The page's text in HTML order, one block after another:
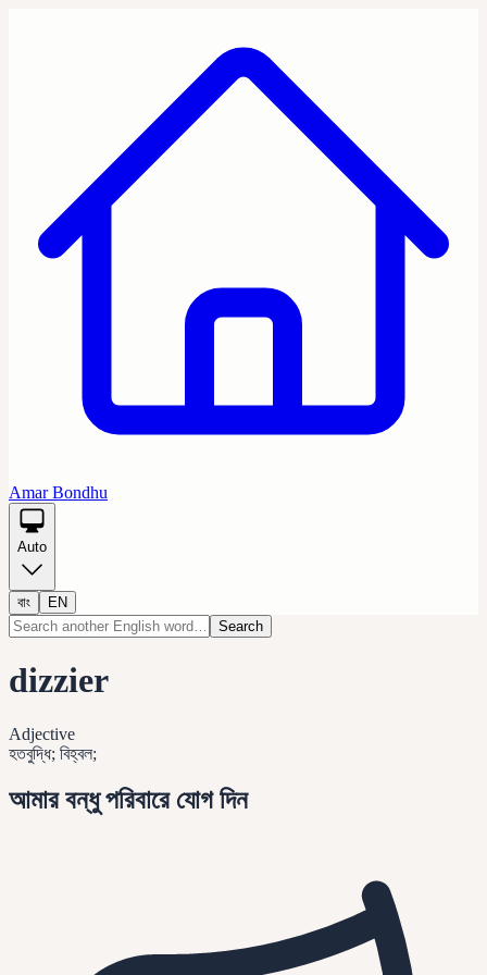
Amar Bondhu
Auto
বাং
EN
Search
dizzier
Adjective
হতবুদ্ধি; বিহ্বল;
আমার বন্ধু পরিবারে যোগ দিন